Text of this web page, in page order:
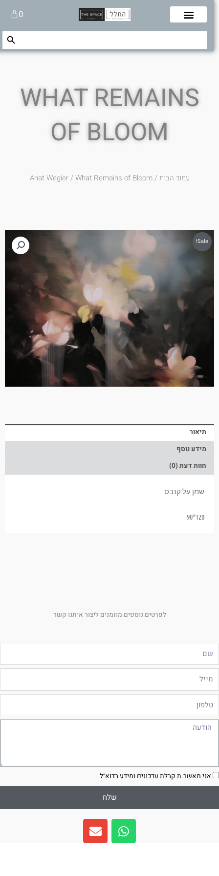
0עגלת
קניות
Search
Search Button
WHAT REMAINS
OF BLOOM
עמוד הבית/
Anat Wegier/ What Remains of Bloom
Sale!
תיאור
מידע נוסף
חוות דעת (0)
שמן על קנבס
120*90
לפרטים נוספים מוזמנים ליצור איתנו קשר
אני מאשר.ת קבלת עדכונים ומידע בדוא״ל
שלח
W
h
a
E
n
v